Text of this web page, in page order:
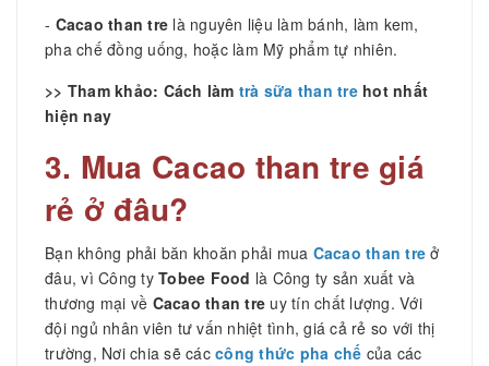
- Cacao than tre là nguyên liệu làm bánh, làm kem,
pha chế đồng uống, hoặc làm Mỹ phẩm tự nhiên.
>> Tham khảo: Cách làm trà sữa than tre hot nhất
hiện nay
3. Mua Cacao than tre giá
rẻ ở đâu?
Bạn không phải băn khoăn phải mua Cacao than tre ở
đâu, vì Công ty Tobee Food là Công ty sản xuất và
thương mại về Cacao than tre uy tín chất lượng. Với
đội ngủ nhân viên tư vấn nhiệt tình, giá cả rẻ so với thị
trường, Nơi chia sẽ các công thức pha chế của các